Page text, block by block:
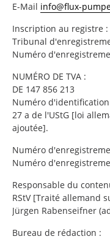
E-Mail info@flux-
Inscription au registre :
Tribunal
Numéro
NUMÉRO DE TVA :
DE 147 856 213
Numéro
27 a de l'UStG [loi
ajoutée].
Numéro
Numéro
Responsable du
RStV [Traité allemand
Jürgen Rabenseifner
Bureau de rédaction :